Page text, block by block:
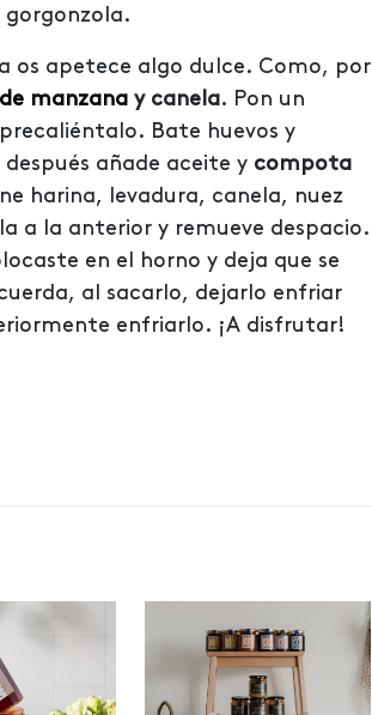
gorgonzola.
os apetece algo dulce. Como, por
manzana y canela. Pon un
Bate huevos y
añade aceite y compota
harina, levadura, canela, nuez
a la anterior y remueve despacio.
en el horno y deja que se
al sacarlo, dejarlo enfriar
enfriarlo. ¡A disfrutar!